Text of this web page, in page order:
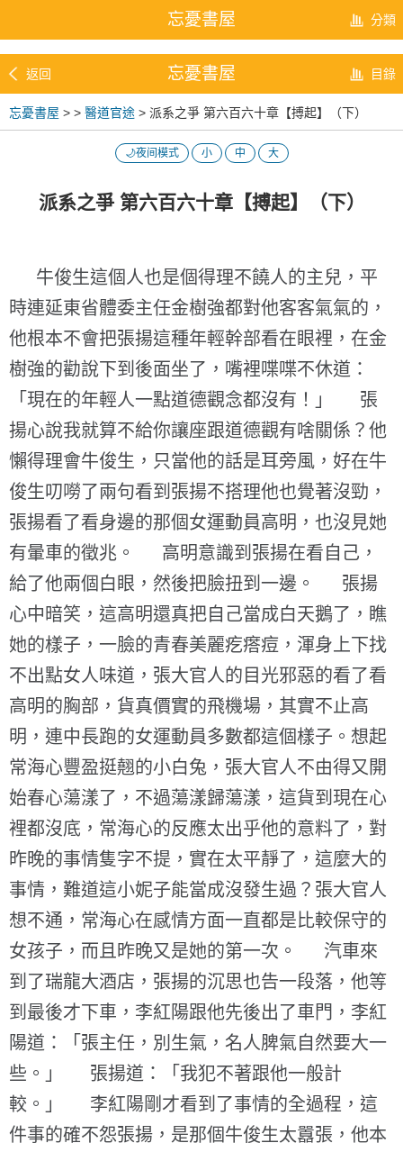
忘憂書屋 分類
返回 忘憂書屋 目錄
忘憂書屋 > > 醫道官途 > 派系之爭 第六百六十章【搏起】（下）
🌙夜间模式 小 中 大
派系之爭 第六百六十章【搏起】（下）
牛俊生這個人也是個得理不饒人的主兒，平
時連延東省體委主任金樹強都對他客客氣氣的，
他根本不會把張揚這種年輕幹部看在眼裡，在金
樹強的勸說下到後面坐了，嘴裡喋喋不休道：
「現在的年輕人一點道德觀念都沒有！」 張
揚心說我就算不給你讓座跟道德觀有啥關係？他
懶得理會牛俊生，只當他的話是耳旁風，好在牛
俊生叨嘮了兩句看到張揚不搭理他也覺著沒勁，
張揚看了看身邊的那個女運動員高明，也沒見她
有暈車的徵兆。 高明意識到張揚在看自己，
給了他兩個白眼，然後把臉扭到一邊。 張揚
心中暗笑，這高明還真把自己當成白天鵝了，瞧
她的樣子，一臉的青春美麗疙瘩痘，渾身上下找
不出點女人味道，張大官人的目光邪惡的看了看
高明的胸部，貨真價實的飛機場，其實不止高
明，連中長跑的女運動員多數都這個樣子。想起
常海心豐盈挺翹的小白兔，張大官人不由得又開
始春心蕩漾了，不過蕩漾歸蕩漾，這貨到現在心
裡都沒底，常海心的反應太出乎他的意料了，對
昨晚的事情隻字不提，實在太平靜了，這麼大的
事情，難道這小妮子能當成沒發生過？張大官人
想不通，常海心在感情方面一直都是比較保守的
女孩子，而且昨晚又是她的第一次。 汽車來
到了瑞龍大酒店，張揚的沉思也告一段落，他等
到最後才下車，李紅陽跟他先後出了車門，李紅
陽道：「張主任，別生氣，名人脾氣自然要大一
些。」 張揚道：「我犯不著跟他一般計
較。」 李紅陽剛才看到了事情的全過程，這
件事的確不怨張揚，是那個牛俊生太囂張，他本